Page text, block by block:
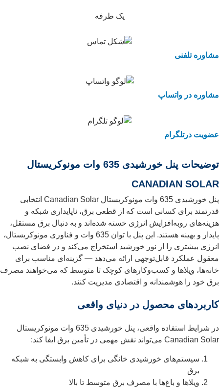
یک طرفه
مشاوره تلفنی
مشاوره در واتساپ
عضویت درتلگرام
توضیحات پنل خورشیدی 635 وات مونوکریستال
CANADIAN SOLAR
پنل خورشیدی 635 وات مونوکریستال Canadian Solar انتخابی
قدرتمند برای کسانی است که از قطعی برق، ناپایداری شبکه و
هزینه‌های رو‌به‌افزایش انرژی خسته شده‌اند و به دنبال برق مستقل،
پایدار و بهینه هستند. این پنل با توان 635 وات و فناوری مونوکریستال،
انرژی بیشتری را از نور خورشید استخراج می‌کند و در فضای نصب
معقول عملکرد قابل‌توجهی ارائه می‌دهد — گزینه‌ای مناسب برای
خانه‌ها، ویلاها و کسب‌وکارهای کوچک تا متوسط که می‌خواهند مصرف
برق خود را هوشمندانه و اقتصادی مدیریت کنند.
کاربردهای محصول در دنیای واقعی
در شرایط استفاده واقعی، پنل خورشیدی 635 وات مونوکریستال
Canadian Solar می‌تواند نقش مهمی در تأمین برق ایفا کند:
سیستم‌های خورشیدی خانگی برای کاهش وابستگی به شبکه
برق
ویلاها و باغ‌ها با مصرف برق متوسط تا بالا